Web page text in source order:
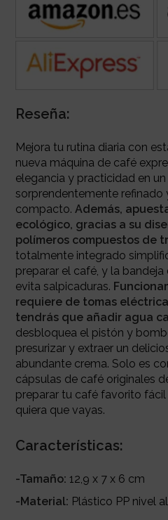
Reseña:
Mejora tu rutina diaria con
nueva máquina de café
elegancia y practicidad en
sorprendentemente
compacto. Además,
ecológico, gracias a su
polímeros compuestos de
totalmente integrado
preparar el café, y la
evita salpicaduras.
requiere de tomas
tendrás que añadir agua
desbloquea el pistón y
presurizar y extraer un
abundante crema. Solo es
cápsulas de café originales
preparar tu café favorito
quiera que vayas.
Características:
-Tamaño: 12,9 x 7 x 6 cm
-Material: Plástico PP nivel